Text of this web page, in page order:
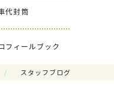
代封筒
フィールブック
スタッフブログ